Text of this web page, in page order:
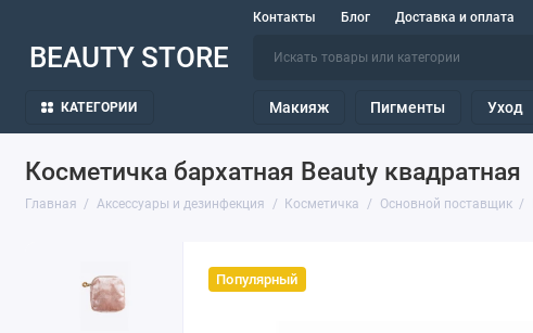
Контакты Блог Доставка и оплата
BEAUTY STORE
КАТЕГОРИИ Макияж Пигменты Уход
Косметичка бархатная Beauty квадратная
Главная Аксессуары и дезинфекция Косметичка Основной поставщик
Популярный